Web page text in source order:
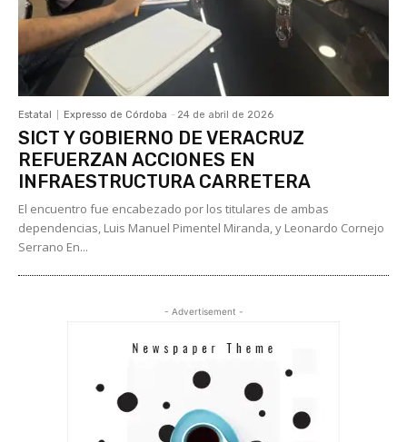
Estatal Expresso de Córdoba - 24 de abril de 2026
SICT Y GOBIERNO DE VERACRUZ
REFUERZAN ACCIONES EN
INFRAESTRUCTURA CARRETERA
El encuentro fue encabezado por los titulares de ambas
dependencias, Luis Manuel Pimentel Miranda, y Leonardo Cornejo
Serrano En...
- Advertisement -